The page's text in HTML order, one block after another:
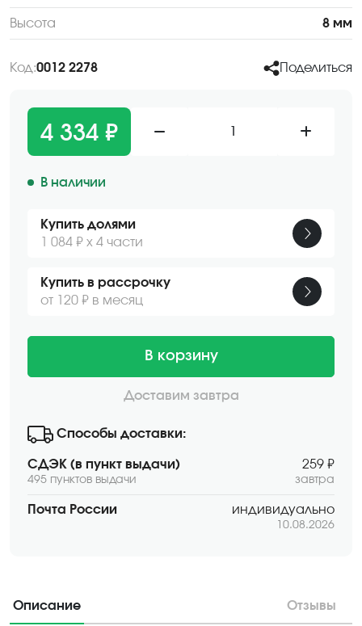
Высота 8 мм
Код:0012 2278 Поделиться
4 334 ₽
В наличии
Купить долями
1 084 ₽ х 4 части
Купить в рассрочку
от 120 ₽ в месяц
В корзину
Доставим завтра
Способы доставки:
СДЭК (в пункт выдачи)
495 пунктов выдачи
259 ₽
завтра
Почта России индивидуально
10.08.2026
Описание Отзывы